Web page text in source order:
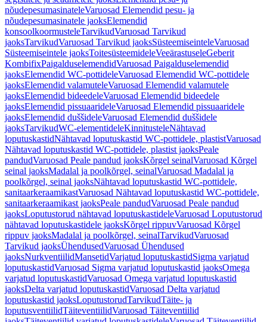
nõudepesumasinateleVaruosad Elemendid pesu- ja
nõudepesumasinatele jaoksElemendid
konsoolkoormusteleTarvikudVaruosad Tarvikud
jaoksTarvikudVaruosad Tarvikud jaoksSüsteemiseinteleVaruosad
Süsteemiseintele jaoksToitesüsteemideleVeeärastuseleGeberit
KombifixPaigalduselemendidVaruosad Paigalduselemendid
jaoksElemendid WC-pottideleVaruosad Elemendid WC-pottidele
jaoksElemendid valamuteleVaruosad Elemendid valamutele
jaoksElemendid bideedeleVaruosad Elemendid bideedele
jaoksElemendid pissuaarideleVaruosad Elemendid pissuaaridele
jaoksElemendid duššideleVaruosad Elemendid duššidele
jaoksTarvikudWC-elementideleKinnitusteleNähtavad
loputuskastidNähtavad loputuskastid WC-pottidele, plastistVaruosad
Nähtavad loputuskastid WC-pottidele, plastist jaoksPeale
pandudVaruosad Peale pandud jaoksKõrgel seinalVaruosad Kõrgel
seinal jaoksMadalal ja poolkõrgel, seinalVaruosad Madalal ja
poolkõrgel, seinal jaoksNähtavad loputuskastid WC-pottidele,
sanitaarkeraamikastVaruosad Nähtavad loputuskastid WC-pottidele,
sanitaarkeraamikast jaoksPeale pandudVaruosad Peale pandud
jaoksLoputustorud nähtavad loputuskastideleVaruosad Loputustorud
nähtavad loputuskastidele jaoksKõrgel rippuvVaruosad Kõrgel
rippuv jaoksMadalal ja poolkõrgel, seinalTarvikudVaruosad
Tarvikud jaoksÜhendusedVaruosad Ühendused
jaoksNurkventiilidMansetidVarjatud loputuskastidSigma varjatud
loputuskastidVaruosad Sigma varjatud loputuskastid jaoksOmega
varjatud loputuskastidVaruosad Omega varjatud loputuskastid
jaoksDelta varjatud loputuskastidVaruosad Delta varjatud
loputuskastid jaoksLoputustorudTarvikudTäite- ja
loputusventiilidTäiteventiilidVaruosad Täiteventiilid